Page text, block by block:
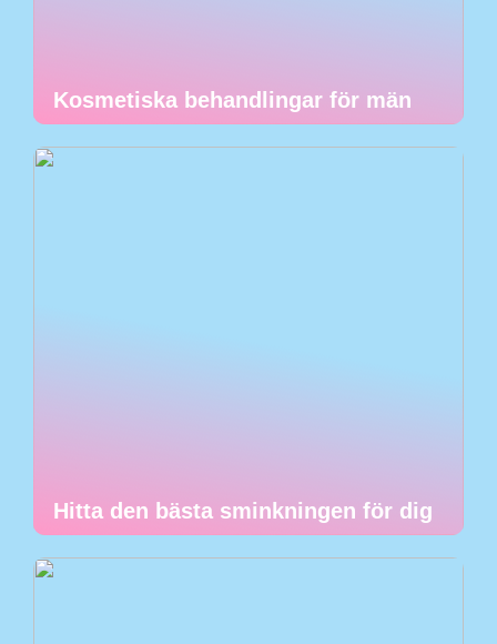
Kosmetiska behandlingar för män
Hitta den bästa sminkningen för dig